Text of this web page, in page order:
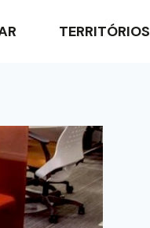
TERRITÓRIOS